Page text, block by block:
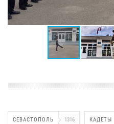
СЕВАСТОПОЛЬ 1316 КАДЕТЫ